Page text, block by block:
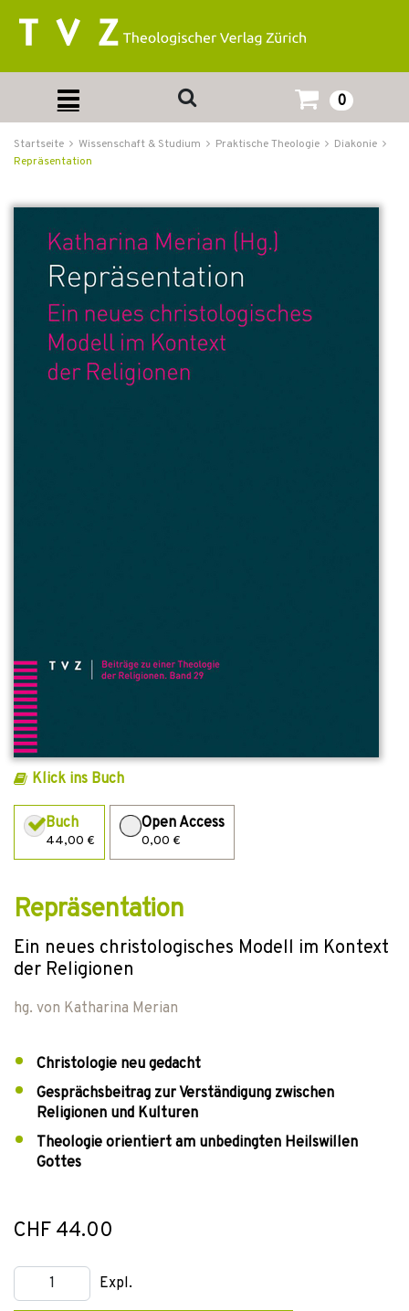
0
Startseite Wissenschaft & Studium Praktische Theologie
Diakonie
Repräsentation
Klick ins Buch
Buch
44,00 €
Open Access
0,00 €
Repräsentation
Ein neues christologisches Modell im Kontext
der Religionen
hg. von Katharina Merian
Christologie neu gedacht
Gesprächsbeitrag zur Verständigung zwischen
Religionen und Kulturen
Theologie orientiert am unbedingten Heilswillen
Gottes
CHF 44.00
Expl.